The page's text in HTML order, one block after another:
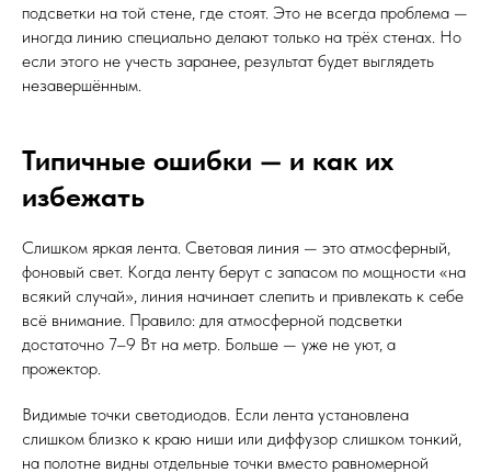
подсветки на той стене, где стоят. Это не всегда проблема —
иногда линию специально делают только на трёх стенах. Но
если этого не учесть заранее, результат будет выглядеть
незавершённым.
Типичные ошибки — и как их
избежать
Слишком яркая лента. Световая линия — это атмосферный,
фоновый свет. Когда ленту берут с запасом по мощности «на
всякий случай», линия начинает слепить и привлекать к себе
всё внимание. Правило: для атмосферной подсветки
достаточно 7–9 Вт на метр. Больше — уже не уют, а
прожектор.
Видимые точки светодиодов. Если лента установлена
слишком близко к краю ниши или диффузор слишком тонкий,
на полотне видны отдельные точки вместо равномерной